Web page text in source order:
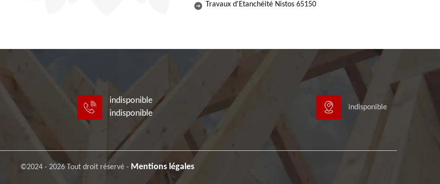
Travaux d'Etanchéité Nistos 65150
indisponible
indisponible
indisponible
©2024 - 2026 Tout droit réservé - Mentions légales